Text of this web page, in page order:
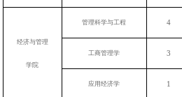
经济与管理
学院
管理科学与工程 4
工商管理学 3
应用经济学 1